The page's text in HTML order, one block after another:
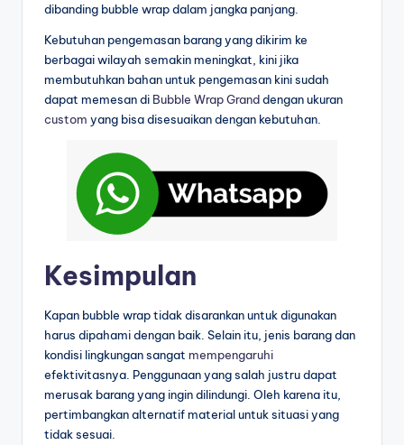
dibanding bubble wrap dalam jangka panjang.
Kebutuhan pengemasan barang yang dikirim ke
berbagai wilayah semakin meningkat, kini jika
membutuhkan bahan untuk pengemasan kini sudah
dapat memesan di Bubble Wrap Granddengan ukuran
custom yang bisa disesuaikan dengan kebutuhan.
Kesimpulan
Kapan bubble wrap tidak disarankan untuk digunakan
harus dipahami dengan baik. Selain itu, jenis barang dan
kondisi lingkungan sangat mempengaruhi
efektivitasnya. Penggunaan yang salah justru dapat
merusak barang yang ingin dilindungi. Oleh karena itu,
pertimbangkan alternatif material untuk situasi yang
tidak sesuai.